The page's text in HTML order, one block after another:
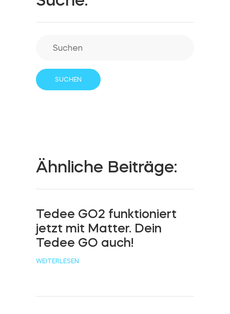
Door Sensor
Adapter
Heim-Zugang
Ähnliche Beiträge:
Tedee GO2 funktioniert
jetzt mit Matter. Dein
Tedee GO auch!
WEITERLESEN